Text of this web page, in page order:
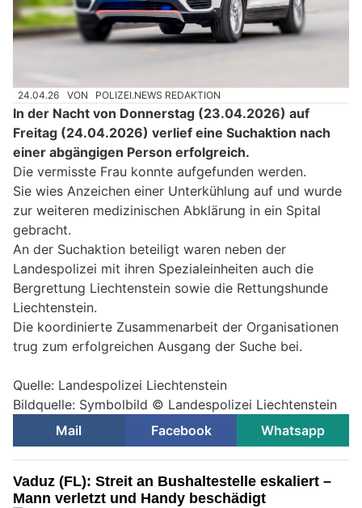
24.04.26 VON POLIZEI.NEWS REDAKTION
In der Nacht von Donnerstag (23.04.2026) auf
Freitag (24.04.2026) verlief eine Suchaktion nach
einer abgängigen Person erfolgreich.
Die vermisste Frau konnte aufgefunden werden.
Sie wies Anzeichen einer Unterkühlung auf und wurde
zur weiteren medizinischen Abklärung in ein Spital
gebracht.
An der Suchaktion beteiligt waren neben der
Landespolizei mit ihren Spezialeinheiten auch die
Bergrettung Liechtenstein sowie die Rettungshunde
Liechtenstein.
Die koordinierte Zusammenarbeit der Organisationen
trug zum erfolgreichen Ausgang der Suche bei.
Quelle: Landespolizei Liechtenstein
Bildquelle: Symbolbild © Landespolizei Liechtenstein
Mail
Facebook Whatsapp
Vaduz (FL): Streit an Bushaltestelle eskaliert –
Mann verletzt und Handy beschädigt